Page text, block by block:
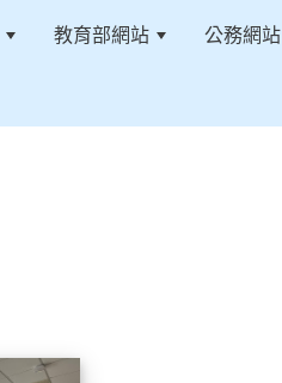
教育部網站 公務網站